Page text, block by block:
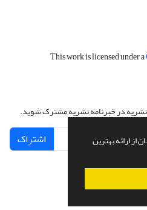
از ارائه بهترین
This work is licensed under a
نشریه در خبرنامه نشریه مشترک شوید.
اشتراک
پیاده سازی ازسیناوب